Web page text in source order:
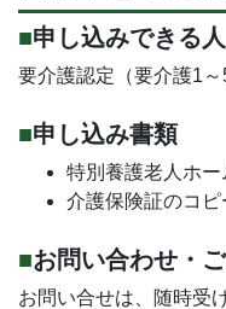
申し込みできる人
要介護認定（要介護1～
申し込み書類
特別養護老人ホ
介護保険証のコピ
お問い合わせ・
お問い合せは、随時受